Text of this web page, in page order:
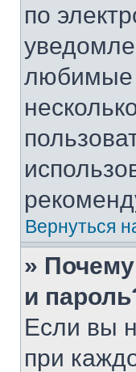
по
любимые
Вернуться
»
и
Если вы
при